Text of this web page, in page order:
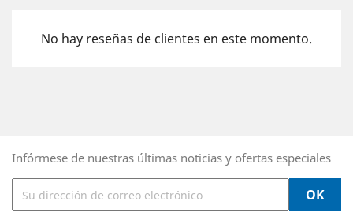
No hay reseñas de clientes en este momento.
Infórmese de nuestras últimas noticias y ofertas especiales